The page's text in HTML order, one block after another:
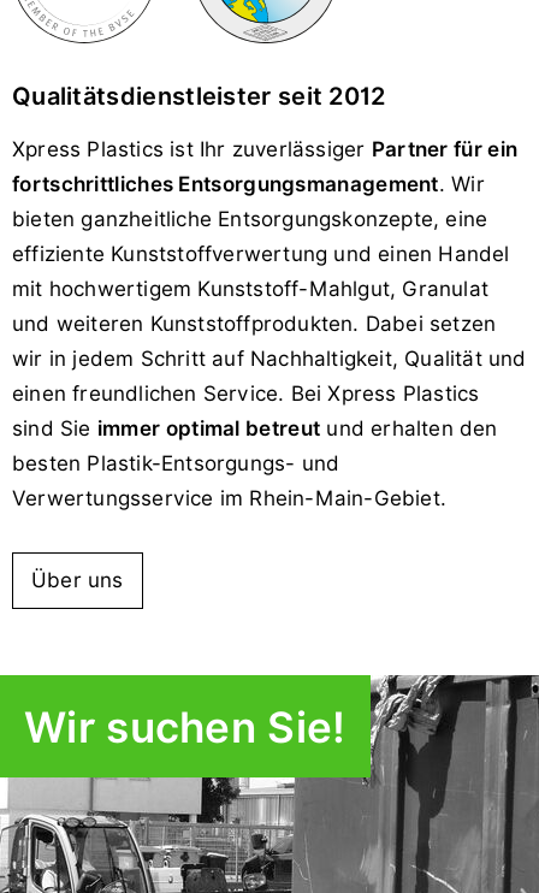
Qualitätsdienstleister seit 2012
Xpress Plastics ist Ihr zuverlässiger Partner für ein
fortschrittliches Entsorgungs­management. Wir
bieten ganzheitliche Entsorgungs­konzepte, eine
effiziente Kunststoffverwertung und einen Handel
mit hochwertigem Kunststoff-Mahlgut, Granulat
und weiteren Kunststoff­produkten. Dabei setzen
wir in jedem Schritt auf Nachhaltigkeit, Qualität und
einen freundlichen Service. Bei Xpress Plastics
sind Sie immer optimal betreut und erhalten den
besten Plastik-Entsorgungs- und
Verwertungsservice im Rhein-Main-Gebiet.
Über uns
Wir suchen Sie!